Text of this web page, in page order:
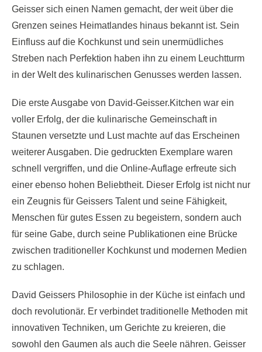
Geisser sich einen Namen gemacht, der weit über die
Grenzen seines Heimatlandes hinaus bekannt ist. Sein
Einfluss auf die Kochkunst und sein unermüdliches
Streben nach Perfektion haben ihn zu einem Leuchtturm
in der Welt des kulinarischen Genusses werden lassen.
Die erste Ausgabe von David-Geisser.Kitchen war ein
voller Erfolg, der die kulinarische Gemeinschaft in
Staunen versetzte und Lust machte auf das Erscheinen
weiterer Ausgaben. Die gedruckten Exemplare waren
schnell vergriffen, und die Online-Auflage erfreute sich
einer ebenso hohen Beliebtheit. Dieser Erfolg ist nicht nur
ein Zeugnis für Geissers Talent und seine Fähigkeit,
Menschen für gutes Essen zu begeistern, sondern auch
für seine Gabe, durch seine Publikationen eine Brücke
zwischen traditioneller Kochkunst und modernen Medien
zu schlagen.
David Geissers Philosophie in der Küche ist einfach und
doch revolutionär. Er verbindet traditionelle Methoden mit
innovativen Techniken, um Gerichte zu kreieren, die
sowohl den Gaumen als auch die Seele nähren. Geisser